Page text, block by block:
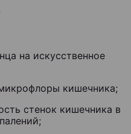
на искусственное
кишечника;
стенок кишечника в